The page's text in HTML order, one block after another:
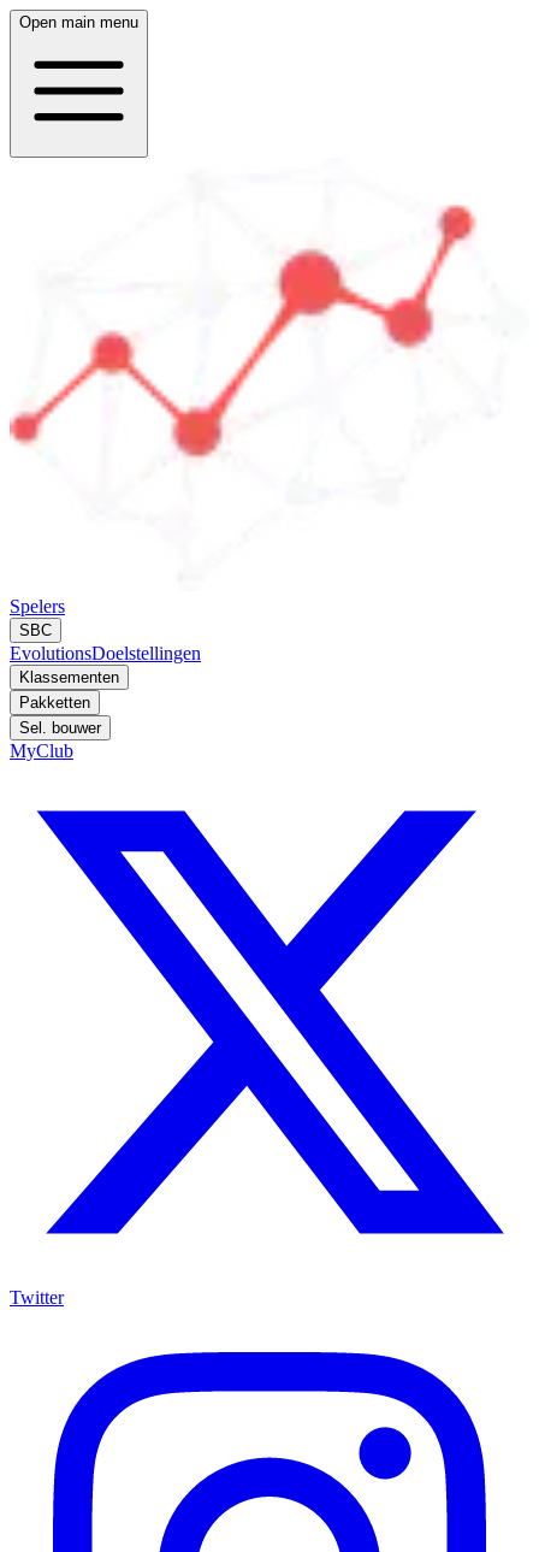
Open main menu
Spelers
SBC
EvolutionsDoelstellingen
Klassementen
Pakketten
Sel. bouwer
MyClub
Twitter